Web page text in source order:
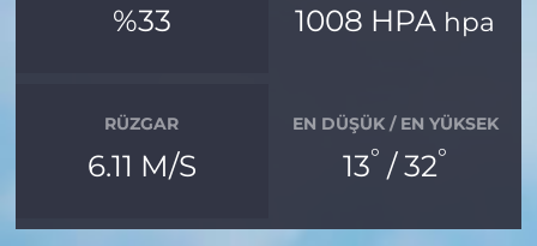
%33 1008 HPA hpa
RÜZGAR
6.11 M/S
EN DÜŞÜK / EN YÜKSEK
13° / 32°